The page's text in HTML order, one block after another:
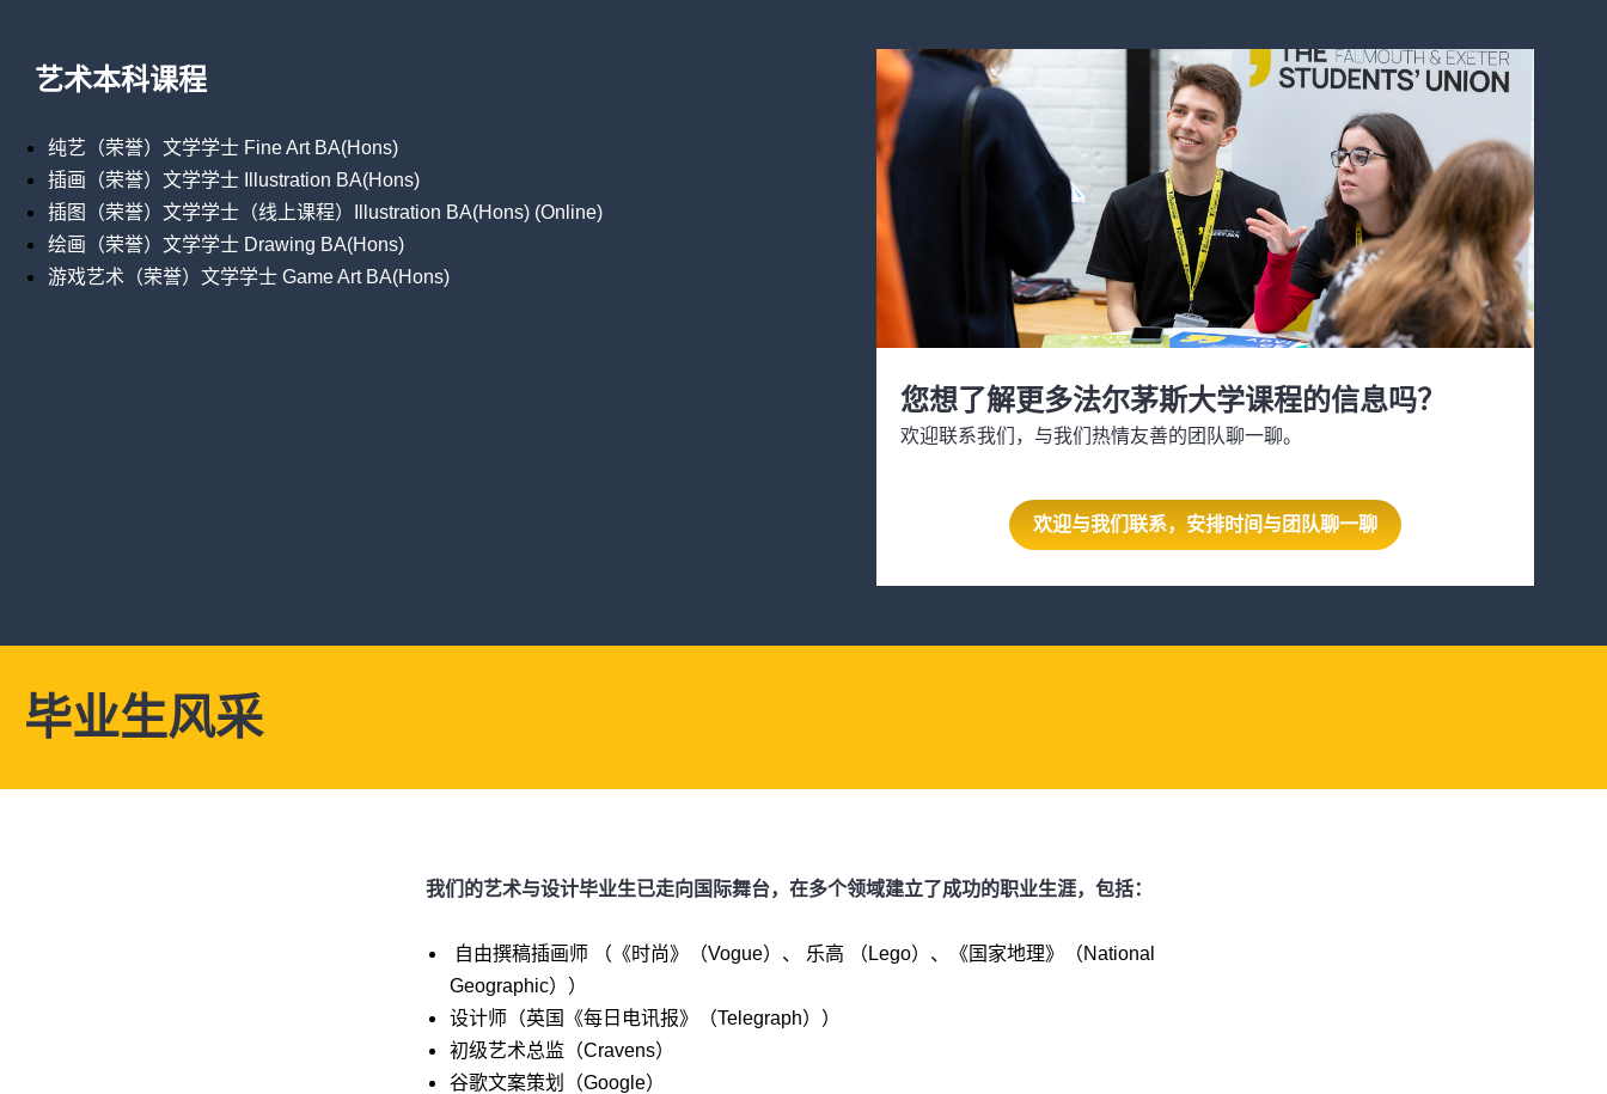
艺术本科课程
纯艺（荣誉）文学学士 Fine Art BA(Hons)
插画（荣誉）文学学士 Illustration BA(Hons)
插图（荣誉）文学学士（线上课程）Illustration BA(Hons) (Online)
绘画（荣誉）文学学士 Drawing BA(Hons)
游戏艺术（荣誉）文学学士 Game Art BA(Hons)
您想了解更多法尔茅斯大学课程的信息吗？
欢迎联系我们，与我们热情友善的团队聊一聊。
欢迎与我们联系，安排时间与团队聊一聊
毕业生风采
我们的艺术与设计毕业生已走向国际舞台，在多个领域建立了成功的职业生涯，包括：
自由撰稿插画师 （《时尚》（Vogue）、 乐高 （Lego）、《国家地理》（National
Geographic））
设计师（英国《每日电讯报》（Telegraph））
初级艺术总监（Cravens）
谷歌文案策划（Google）